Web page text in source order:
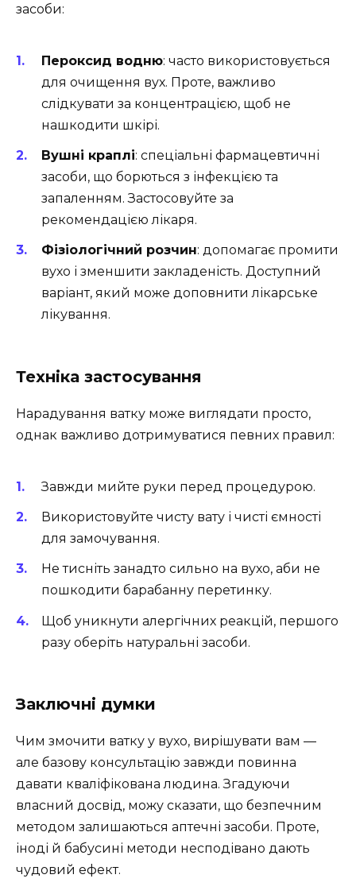
засоби:
Пероксид водню: часто використовується
для очищення вух. Проте, важливо
слідкувати за концентрацією, щоб не
нашкодити шкірі.
Вушні краплі: спеціальні фармацевтичні
засоби, що борються з інфекцією та
запаленням. Застосовуйте за
рекомендацією лікаря.
Фізіологічний розчин: допомагає промити
вухо і зменшити закладеність. Доступний
варіант, який може доповнити лікарське
лікування.
Техніка застосування
Нарадування ватку може виглядати просто,
однак важливо дотримуватися певних правил:
Завжди мийте руки перед процедурою.
Використовуйте чисту вату і чисті ємності
для замочування.
Не тисніть занадто сильно на вухо, аби не
пошкодити барабанну перетинку.
Щоб уникнути алергічних реакцій, першого
разу оберіть натуральні засоби.
Заключні думки
Чим змочити ватку у вухо, вирішувати вам —
але базову консультацію завжди повинна
давати кваліфікована людина. Згадуючи
власний досвід, можу сказати, що безпечним
методом залишаються аптечні засоби. Проте,
іноді й бабусині методи несподівано дають
чудовий ефект.